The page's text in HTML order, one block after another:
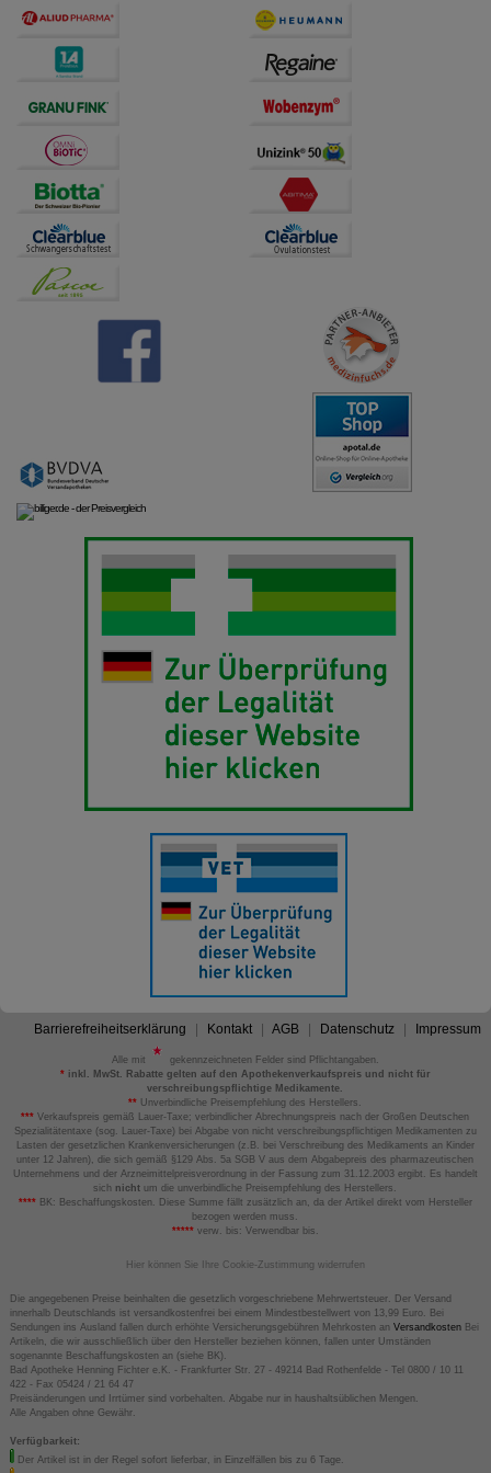
übertragen werden.
Barrierefreiheitserklärung Kontakt AGB Datenschutz Impressum
Alle mit
gekennzeichneten Felder sind Pflichtangaben.
*inkl. MwSt. Rabatte gelten auf den Apothekenverkaufspreis und nicht für
verschreibungspflichtige Medikamente.
** Unverbindliche Preisempfehlung des Herstellers.
*** Verkaufspreis gemäß Lauer-Taxe; verbindlicher Abrechnungspreis nach der Großen Deutschen
Spezialitätentaxe (sog. Lauer-Taxe) bei Abgabe von nicht verschreibungspflichtigen Medikamenten zu
Lasten der gesetzlichen Krankenversicherungen (z.B. bei Verschreibung des Medikaments an Kinder
unter 12 Jahren), die sich gemäß §129 Abs. 5a SGB V aus dem Abgabepreis des pharmazeutischen
Unternehmens und der Arzneimittelpreisverordnung in der Fassung zum 31.12.2003 ergibt. Es handelt
sich nicht um die unverbindliche Preisempfehlung des Herstellers.
****BK: Beschaffungskosten. Diese Summe fällt zusätzlich an, da der Artikel direkt vom Hersteller
bezogen werden muss.
*****verw. bis: Verwendbar bis.
Hier können Sie Ihre Cookie-Zustimmung widerrufen
Die angegebenen Preise beinhalten die gesetzlich vorgeschriebene Mehrwertsteuer. Der Versand
innerhalb Deutschlands ist versandkostenfrei bei einem Mindestbestellwert von 13,99 Euro. Bei
Sendungen ins Ausland fallen durch erhöhte Versicherungsgebühren Mehrkosten an VersandkostenBei
Artikeln, die wir ausschließlich über den Hersteller beziehen können, fallen unter Umständen
sogenannte Beschaffungskosten an (siehe BK).
Bad Apotheke Henning Fichter e.K. - Frankfurter Str. 27 - 49214 Bad Rothenfelde - Tel 0800 / 10 11
422 - Fax 05424 / 21 64 47
Preisänderungen und Irrtümer sind vorbehalten. Abgabe nur in haushaltsüblichen Mengen.
Alle Angaben ohne Gewähr.
Verfügbarkeit:
Der Artikel ist in der Regel sofort lieferbar, in Einzelfällen bis zu 6 Tage.